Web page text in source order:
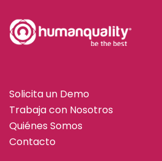
Solicita un Demo
Trabaja con Nosotros
Quiénes Somos
Contacto